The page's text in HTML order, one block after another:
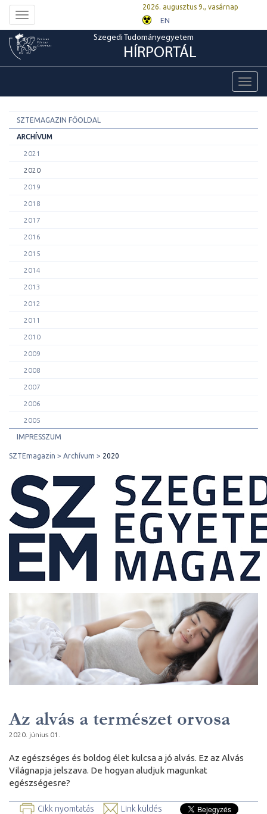
Toggle
navigation
2026. augusztus 9., vasárnap
EN
Szegedi Tudományegyetem
HÍRPORTÁL
SZTEMAGAZIN FŐOLDAL
ARCHÍVUM
2021
2020
2019
2018
2017
2016
2015
2014
2013
2012
2011
2010
2009
2008
2007
2006
2005
IMPRESSZUM
SZTEmagazin Archívum 2020
Az alvás a természet orvosa
2020. június 01.
Az egészséges és boldog élet kulcsa a jó alvás. Ez az Alvás
Világnapja jelszava. De hogyan aludjuk magunkat
egészségesre?
Cikk nyomtatás Link küldés